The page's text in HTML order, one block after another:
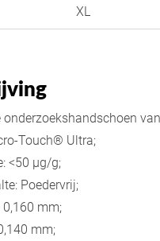
XL
onderzoekshandschoen
Touch® Ultra;
<50 µg/g;
Poedervrij;
mm;
mm;